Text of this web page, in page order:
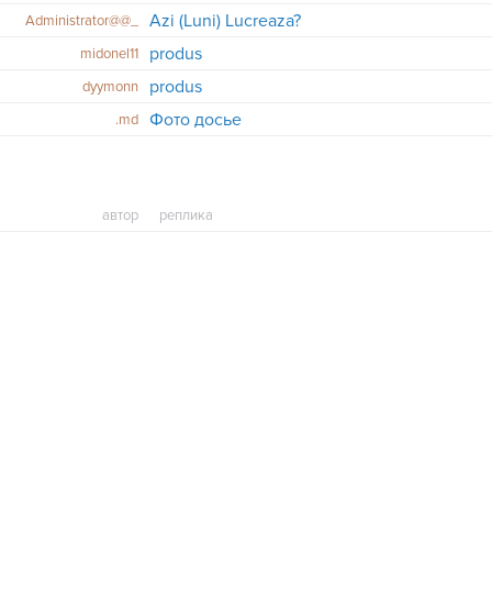
Administrator@@_ Azi (Luni) Lucreaza?
midonel11 produs
dyymonn produs
.md Фото досье
автор реплика